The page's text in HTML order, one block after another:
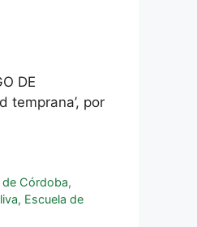
DE
temprana’, por
de Córdoba,
, Escuela de